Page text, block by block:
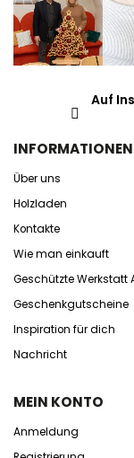
Auf
INFORMATIONEN
Über uns
Holzladen
Kontakte
Wie man einkauft
Geschützte Werkstatt
Geschenkgutscheine
Inspiration für dich
Nachricht
MEIN KONTO
Anmeldung